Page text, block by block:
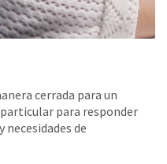
cerrada para un
para responder
de